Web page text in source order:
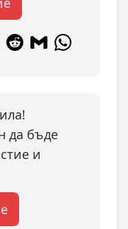
да бъде
и